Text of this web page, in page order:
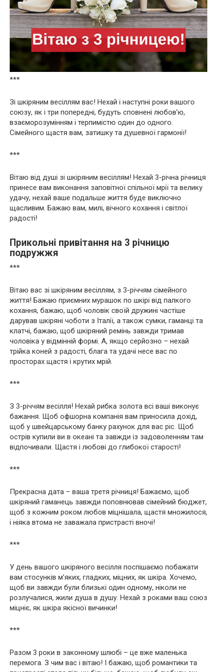
***
Зі шкіряним весіллям вас! Нехай і наступні роки вашого
союзу, як і три попередні, будуть сповнені любов’ю,
взаєморозумінням і терпимістю один до одного.
Сімейного щастя вам, затишку та душевної гармонії!
***
Вітаю від душі зі шкіряним весіллям! Нехай 3-річна річниця
принесе вам виконання заповітної спільної мрії та велику
удачу, нехай ваше подальше життя буде виключно
щасливим. Бажаю вам, милі, вічного кохання і світлої
радості!
Прикольні привітання на 3 річницю
подружжя
***
Вітаю вас зі шкіряним весіллям, з 3-річчям сімейного
життя! Бажаю приємних мурашок по шкірі від палкого
кохання, бажаю, щоб чоловік своїй дружині частіше
дарував шкіряні чоботи з Італії, а також сумки, гаманці та
клатчі, бажаю, щоб шкіряний ремінь завжди тримав
чоловіка у відмінній формі. А, якщо серйозно – нехай
трійка коней з радості, блага та удачі несе вас по
просторах щастя і крутих мрій.
***
З 3-річчям весілля! Нехай рибка золота всі ваші виконує
бажання. Щоб офшорна компанія вам приносила дохід,
щоб у швейцарському банку рахунок для вас ріс. Щоб
острів купили ви в океані та завжди із задоволенням там
відпочивали. Щастя і любові до глибокої старості!
***
Прекрасна дата – ваша третя річниця! Бажаємо, щоб
шкіряний гаманець завжди поповнював сімейний бюджет,
щоб з кожним роком любов міцнішала, щастя множилося,
і ніяка втома не заважала пристрасті вночі!
***
У день вашого шкіряного весілля поспішаємо побажати
вам стосунків м’яких, гладких, міцних, як шкіра. Хочемо,
щоб ви завжди були близькі один одному, ніколи не
розлучалися, жили душа в душу. Нехай з роками ваш союз
міцніє, як шкіра якісної вичинки!
***
Разом 3 роки в законному шлюбі – це вже маленька
перемога. З чим вас і вітаю! І бажаю, щоб романтики та